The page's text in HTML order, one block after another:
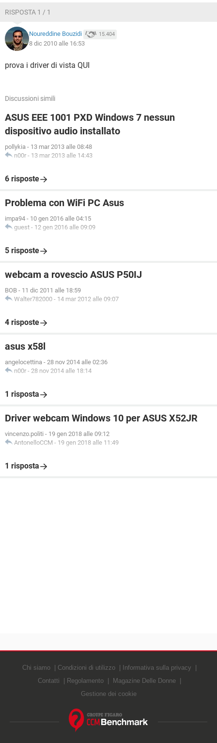
RISPOSTA 1 / 1
Noureddine Bouzidi 15.404
8 dic 2010 alle 16:53
prova i driver di vista QUI
Discussioni simili
ASUS EEE 1001 PXD Windows 7 nessun
dispositivo audio installato
pollykia - 13 mar 2013 alle 08:48
n00r - 13 mar 2013 alle 14:43
6 risposte
Problema con WiFi PC Asus
impa94 - 10 gen 2016 alle 04:15
guest - 12 gen 2016 alle 09:09
5 risposte
webcam a rovescio ASUS P50IJ
BOB - 11 dic 2011 alle 18:59
Walter782000 - 14 mar 2012 alle 09:07
4 risposte
asus x58l
angelocettina - 28 nov 2014 alle 02:36
n00r - 28 nov 2014 alle 18:14
1 risposta
Driver webcam Windows 10 per ASUS X52JR
vincenzo.politi - 19 gen 2018 alle 09:12
AntonelloCCM - 19 gen 2018 alle 11:49
1 risposta
Chi siamo Condizioni di utilizzo
Informativa sulla privacy
Contatti
Regolamento
Magazine Delle Donne
Gestione dei cookie